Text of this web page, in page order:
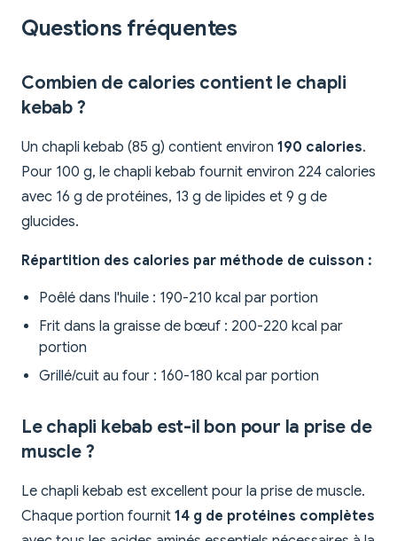
Questions fréquentes
Combien de calories contient le chapli
kebab ?
Un chapli kebab (85 g) contient environ 190 calories.
Pour 100 g, le chapli kebab fournit environ 224 calories
avec 16 g de protéines, 13 g de lipides et 9 g de
glucides.
Répartition des calories par méthode de cuisson :
Poêlé dans l'huile : 190-210 kcal par portion
Frit dans la graisse de bœuf : 200-220 kcal par
portion
Grillé/cuit au four : 160-180 kcal par portion
Le chapli kebab est-il bon pour la prise de
muscle ?
Le chapli kebab est excellent pour la prise de muscle.
Chaque portion fournit 14 g de protéines complètes